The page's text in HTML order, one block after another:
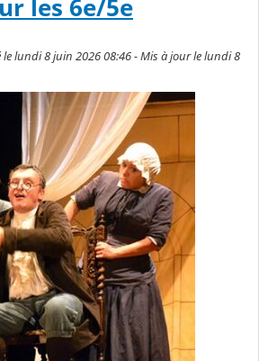
les 6e/5e
le lundi 8 juin 2026 08:46 - Mis à jour le lundi 8